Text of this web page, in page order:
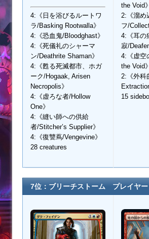
4:《日を浴びるルートワ
ラ/Basking Rootwalla》
4:《恐血鬼/Bloodghast》
4:《死儀礼のシャーマ
ン/Deathrite Shaman》
4:《甦る死滅都市、ホガ
ーク/Hogaak, Arisen
Necropolis》
4:《虚ろな者/Hollow
One》
4:《縫い師への供給
者/Stitcher’s Supplier》
4:《復讐蔦/Vengevine》
28 creatures
the Void》
2:《溜め
フ/
4:《耳の
寂/
4:《虚空
the Void》
2:《外科
15
7位：ブリーチストーム プレイヤー